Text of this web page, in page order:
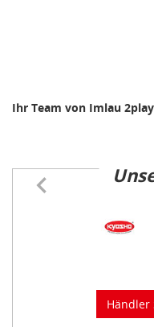
Ihr Team von Imlau